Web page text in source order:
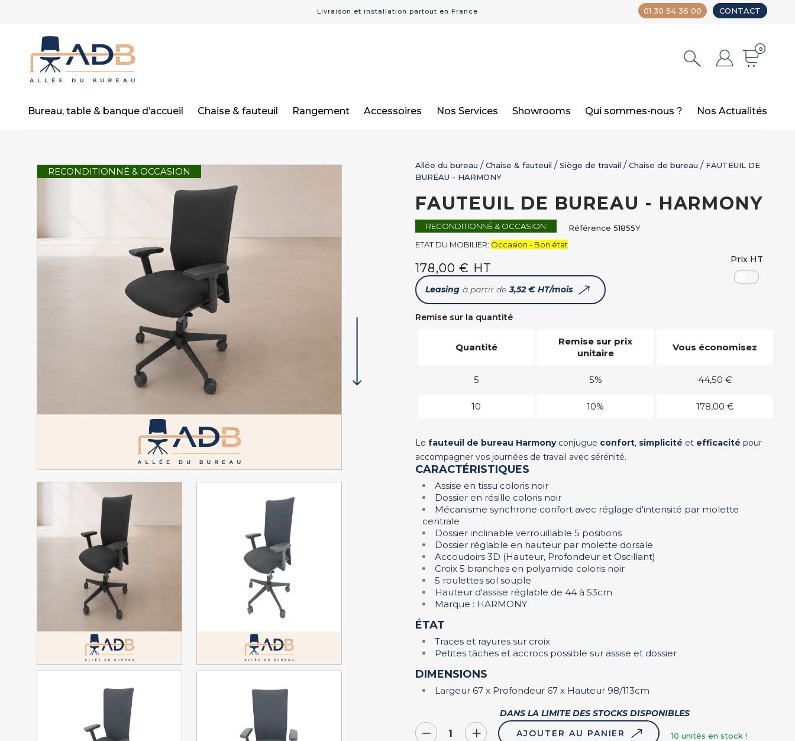
Livraison et installation partout en France 01 30 54 36 00 CONTACT
0
Bureau, table & banque d’accueil Chaise & fauteuil Rangement Accessoires Nos Services Showrooms Qui sommes-nous ? Nos Actualités
RECONDITIONNÉ & OCCASION
Allée du bureau Chaise & fauteuil Siège de travail Chaise de bureau
FAUTEUIL DE
BUREAU - HARMONY
FAUTEUIL DE BUREAU - HARMONY
RECONDITIONNÉ & OCCASION Référence 51855Y
ETAT DU MOBILIER: Occasion - Bon état
178,00 € HT
Leasing à partir de 3,52 € HT/mois
Prix HT
Remise sur la quantité
Quantité
Remise sur prix
unitaire
Vous économisez
5 5% 44,50 €
10 10% 178,00 €
Le fauteuil de bureau Harmonyconjugue confort, simplicité et efficacité pour
accompagner vos journées de travail avec sérénité.
CARACTÉRISTIQUES
Assise en tissu coloris noir
Dossier en résille coloris noir
Mécanisme synchrone confort avec réglage d'intensité par molette
centrale
Dossier inclinable verrouillable 5 positions
Dossier réglable en hauteur par molette dorsale
Accoudoirs 3D (Hauteur, Profondeur et Oscillant)
Croix 5 branches en polyamide coloris noir
5 roulettes sol souple
Hauteur d'assise réglable de 44 à 53cm
Marque : HARMONY
ÉTAT
Traces et rayures sur croix
Petites tâches et accrocs possible sur assise et dossier
DIMENSIONS
Largeur 67 x Profondeur 67 x Hauteur 98/113cm
DANS LA LIMITE DES STOCKS DISPONIBLES
AJOUTER AU PANIER
10 unités en stock !